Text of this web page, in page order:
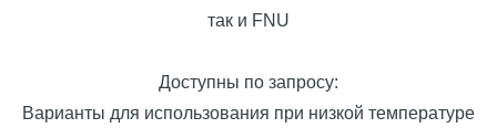
так и FNU
Доступны по запросу:
Варианты для использования при низкой температуре